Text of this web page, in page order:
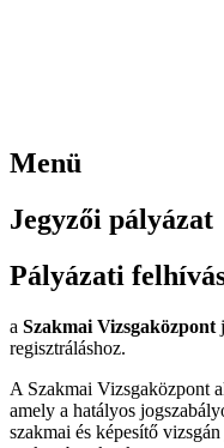
Menü
Jegyzői pályázat
Pályázati
a Szakmai Vizsgaközpont
regisztráláshoz.
A Szakmai Vizsgaközpont
amely a hatályos
szakmai és képesítő